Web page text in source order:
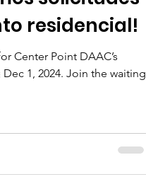
residencial!
Center Point DAAC’s
1, 2024. Join the waiting